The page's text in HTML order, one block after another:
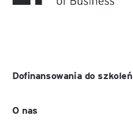
Dofinansowania do szkoleń
O nas